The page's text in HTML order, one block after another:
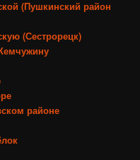
(Пушкинский район
(Сестрорецк)
районе